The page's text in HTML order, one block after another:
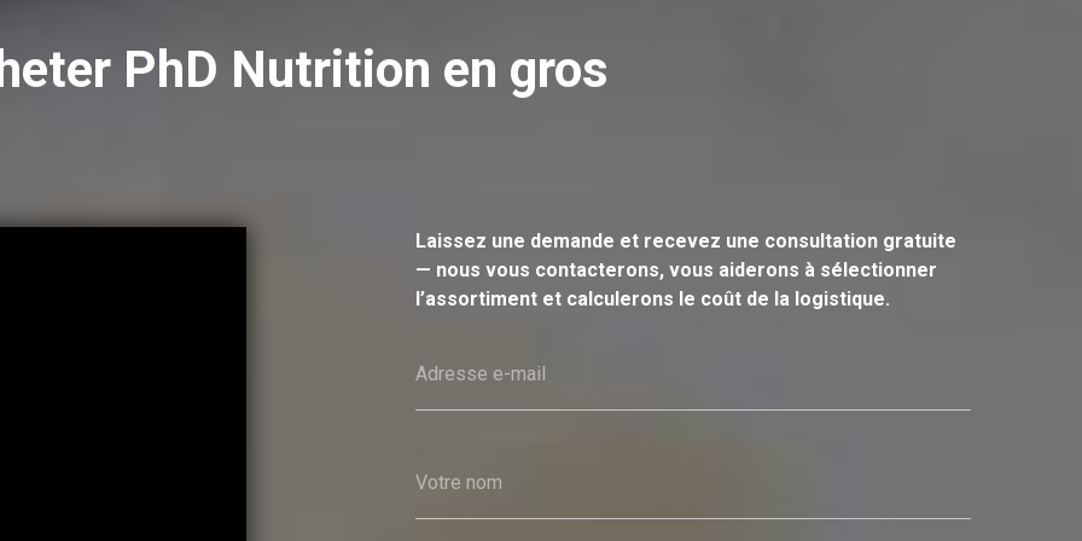
PhD Nutrition en gros
Laissez une demande et recevez une consultation gratuite
— nous vous contacterons, vous aiderons à sélectionner
l’assortiment et calculerons le coût de la logistique.